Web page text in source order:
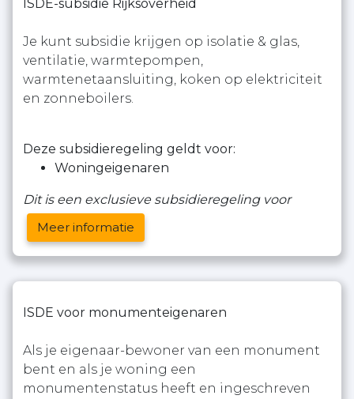
ISDE-subsidie Rijksoverheid
Je kunt subsidie krijgen op isolatie & glas,
ventilatie, warmtepompen,
warmtenetaansluiting, koken op elektriciteit
en zonneboilers.
Deze subsidieregeling geldt voor:
Woningeigenaren
Dit is een exclusieve subsidieregeling voor
Meer informatie
ISDE voor monumenteigenaren
Als je eigenaar-bewoner van een monument
bent en als je woning een
monumentenstatus heeft en ingeschreven